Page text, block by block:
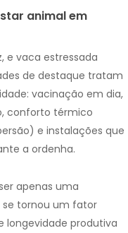
animal em
e vaca estressada
de destaque tratam
vacinação em dia,
conforto térmico
e instalações que
a ordenha.
apenas uma
tornou um fator
longevidade produtiva